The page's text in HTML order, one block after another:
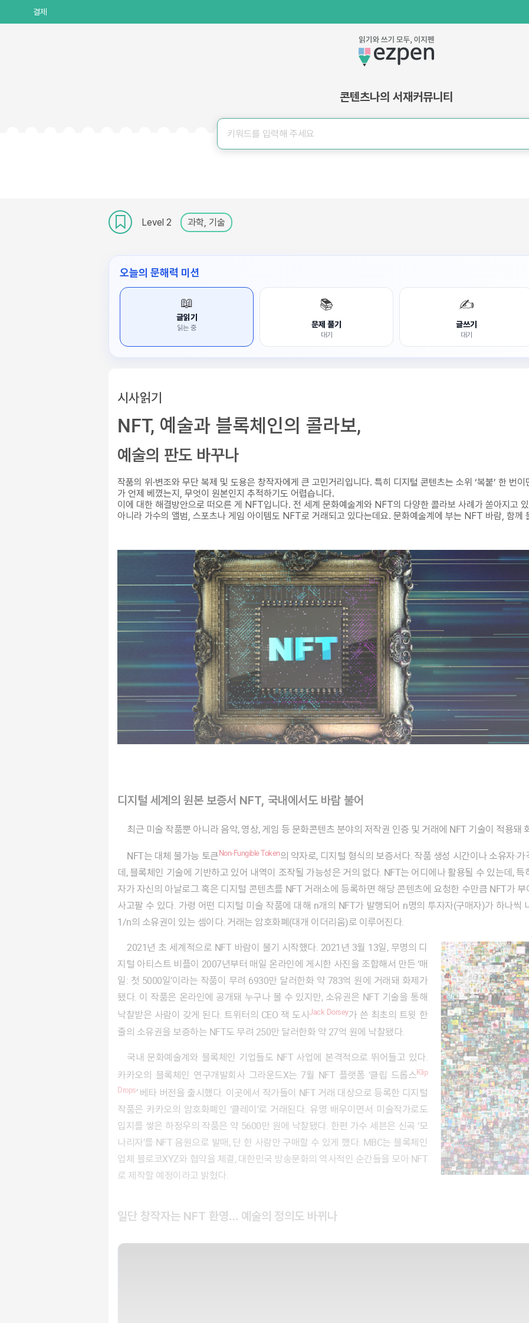
결제
콘텐츠나의 서재커뮤니티
Level 2 과학, 기술
오늘의 문해력 미션
📖
글읽기
읽는 중
📚
문제 풀기
대기
✍️
글쓰기
대기
시사읽기
NFT, 예술과 블록체인의 콜라보,
예술의 판도 바꾸나
작품의 위·변조와 무단 복제 및 도용은 창작자에게 큰 고민거리입니다. 특히 디지털 콘텐츠는 소위 ‘복붙’ 한 번
가 언제 베꼈는지, 무엇이 원본인지 추적하기도 어렵습니다.
이에 대한 해결방안으로 떠오른 게 NFT입니다. 전 세계 문화예술계와 NFT의 다양한 콜라보 사례가 쏟아지고
아니라 가수의 앨범, 스포츠나 게임 아이템도 NFT로 거래되고 있다는데요. 문화예술계에 부는 NFT 바람, 함께
디지털 세계의 원본 보증서 NFT, 국내에서도 바람 불어
최근 미술 작품뿐 아니라 음악, 영상, 게임 등 문화콘텐츠 분야의 저작권 인증 및 거래에 NFT 기술이 적용돼
NFT는 대체 불가능 토큰Non-Fungible Token의 약자로, 디지털 형식의 보증서다. 작품 생성 시간이나 소유자·
데, 블록체인 기술에 기반하고 있어 내역이 조작될 가능성은 거의 없다. NFT는 어디에나 활용될 수 있는데,
자가 자신의 아날로그 혹은 디지털 콘텐츠를 NFT 거래소에 등록하면 해당 콘텐츠에 요청한 수만큼 NFT가
사고팔 수 있다. 가령 어떤 디지털 미술 작품에 대해 n개의 NFT가 발행되어 n명의 투자자(구매자)가 하나씩
1/n의 소유권이 있는 셈이다. 거래는 암호화폐(대개 이더리움)로 이루어진다.
2021년 초 세계적으로 NFT 바람이 불기 시작했다. 2021년 3월 13일, 무명의 디
지털 아티스트 비플이 2007년부터 매일 온라인에 게시한 사진을 조합해서 만든 ‘매
일: 첫 5000일’이라는 작품이 무려 6930만 달러한화 약 783억 원에 거래돼 화제가
됐다. 이 작품은 온라인에 공개돼 누구나 볼 수 있지만, 소유권은 NFT 기술을 통해
낙찰받은 사람이 갖게 된다. 트위터의 CEO 잭 도시Jack Dorsey가 쓴 최초의 트윗 한
줄의 소유권을 보증하는 NFT도 무려 250만 달러한화 약 27억 원에 낙찰됐다.
국내 문화예술계와 블록체인 기업들도 NFT 사업에 본격적으로 뛰어들고 있다.
카카오의 블록체인 연구개발회사 그라운드X는 7월 NFT 플랫폼 ‘클립 드롭스Klip
Drops’ 베타 버전을 출시했다. 이곳에서 작가들이 NFT 거래 대상으로 등록한 디지털
작품은 카카오의 암호화폐인 ‘클레이’로 거래된다. 유명 배우이면서 미술작가로도
입지를 쌓은 하정우의 작품은 약 5600만 원에 낙찰됐다. 한편 가수 세븐은 신곡 ‘모
나리자’를 NFT 음원으로 발매, 단 한 사람만 구매할 수 있게 했다. MBC는 블록체인
업체 블로코XYZ와 협약을 체결, 대한민국 방송문화의 역사적인 순간들을 모아 NFT
로 제작할 예정이라고 밝혔다.
일단 창작자는 NFT 환영… 예술의 정의도 바뀌나